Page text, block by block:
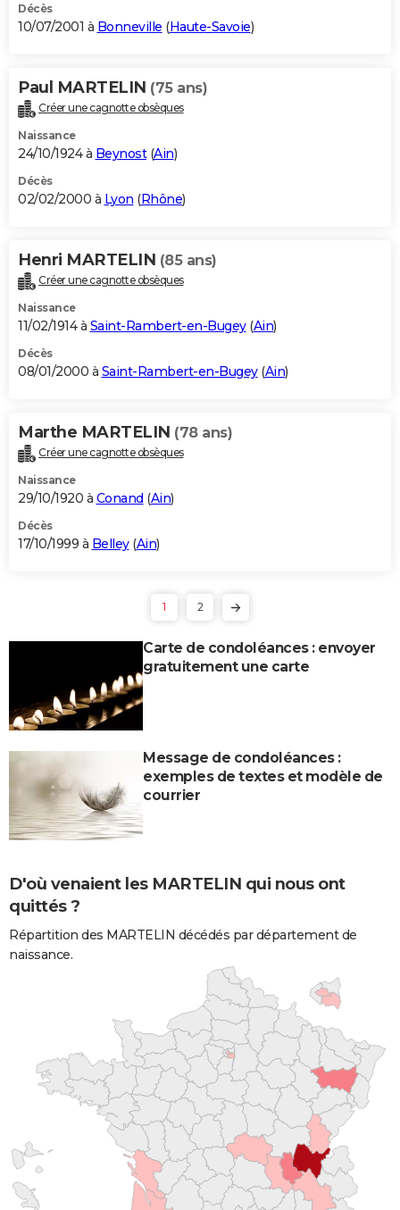
Décès
10/07/2001 à Bonneville (Haute-Savoie)
Paul MARTELIN (75 ans)
Créer une cagnotte obsèques
Naissance
24/10/1924 à Beynost(Ain)
Décès
02/02/2000 à Lyon (Rhône)
Henri MARTELIN (85 ans)
Créer une cagnotte obsèques
Naissance
11/02/1914 à Saint-Rambert-en-Bugey(Ain)
Décès
08/01/2000 à Saint-Rambert-en-Bugey(Ain)
Marthe MARTELIN (78 ans)
Créer une cagnotte obsèques
Naissance
29/10/1920 à Conand (Ain)
Décès
17/10/1999 à Belley(Ain)
1 2
Carte de condoléances : envoyer
gratuitement une carte
Message de condoléances :
exemples de textes et modèle de
courrier
D'où venaient les MARTELIN qui nous ont
quittés ?
Répartition des MARTELIN décédés par département de
naissance.